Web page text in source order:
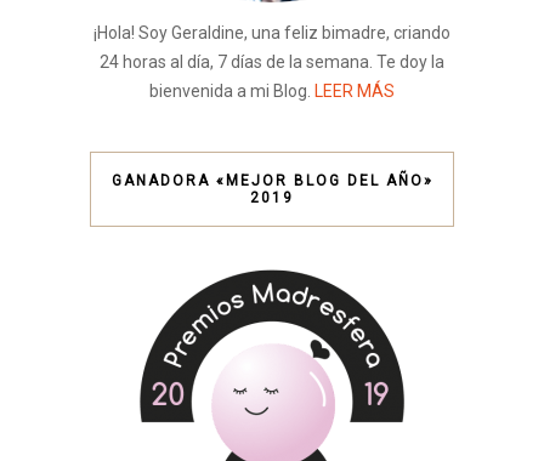
¡Hola! Soy Geraldine, una feliz bimadre, criando
24 horas al día, 7 días de la semana. Te doy la
bienvenida a mi Blog. LEER MÁS
GANADORA «MEJOR BLOG DEL AÑO»
2019